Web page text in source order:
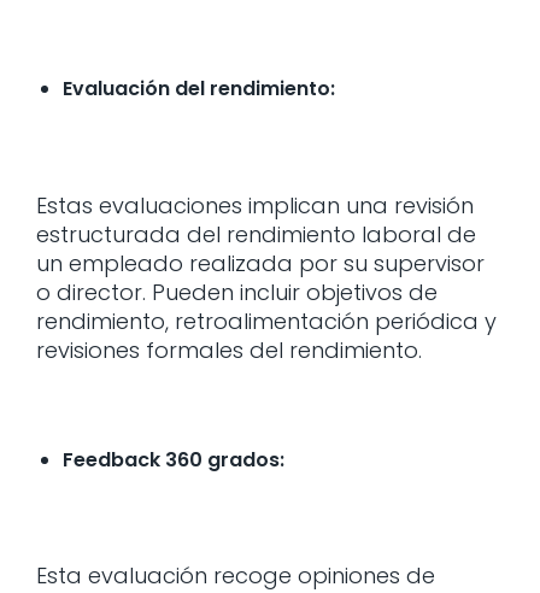
Evaluación del rendimiento:
Estas evaluaciones implican una revisión
estructurada del rendimiento laboral de
un empleado realizada por su supervisor
o director. Pueden incluir objetivos de
rendimiento, retroalimentación periódica y
revisiones formales del rendimiento.
Feedback 360 grados:
Esta evaluación recoge opiniones de